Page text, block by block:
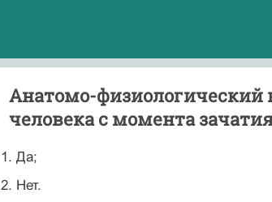
Анатомо-физиологический
человека с момента
1. Да;
2. Нет.